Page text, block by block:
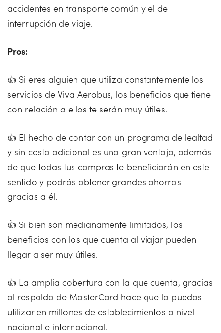
accidentes en transporte común y el de
interrupción de viaje.
Pros:
👍 Si eres alguien que utiliza constantemente los
servicios de Viva Aerobus, los beneficios que tiene
con relación a ellos te serán muy útiles.
👍 El hecho de contar con un programa de lealtad
y sin costo adicional es una gran ventaja, además
de que todas tus compras te beneficiarán en este
sentido y podrás obtener grandes ahorros
gracias a él.
👍 Si bien son medianamente limitados, los
beneficios con los que cuenta al viajar pueden
llegar a ser muy útiles.
👍 La amplia cobertura con la que cuenta, gracias
al respaldo de MasterCard hace que la puedas
utilizar en millones de establecimientos a nivel
nacional e internacional.